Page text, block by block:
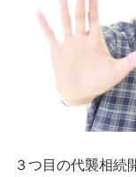
３つ目の代襲相続